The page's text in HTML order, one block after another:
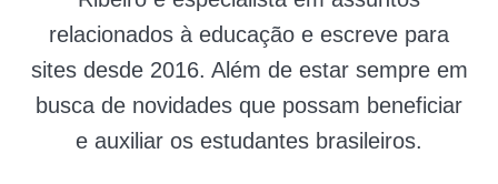
relacionados à educação e escreve para
sites desde 2016. Além de estar sempre em
busca de novidades que possam beneficiar
e auxiliar os estudantes brasileiros.